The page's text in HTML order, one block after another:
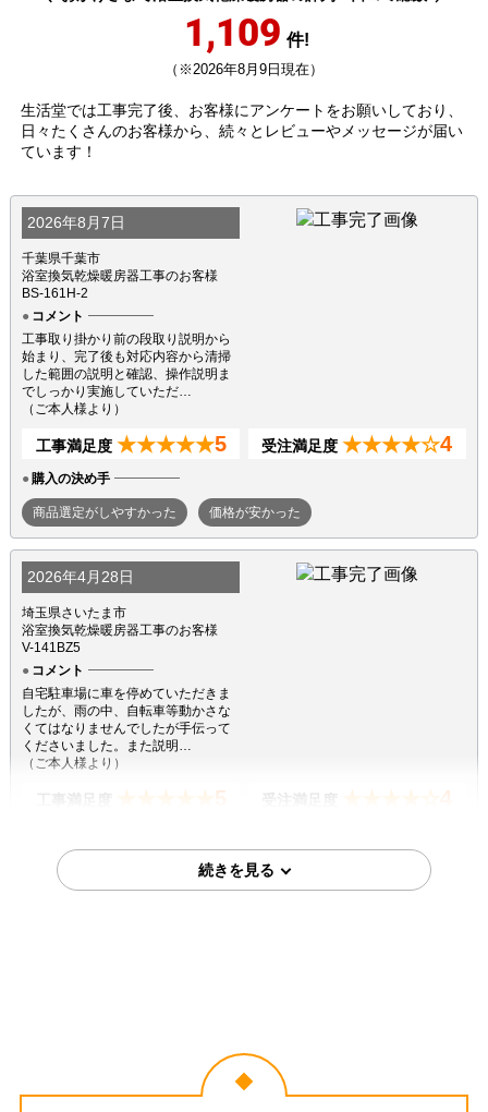
福岡県筑紫野市 千葉県千葉市
工事実績をもっと見る
1,109 件!
（※2026年8月9日現在）
生活堂では工事完了後、お客様にアンケートをお願いしており、
日々たくさんのお客様から、続々とレビューやメッセージが届い
ています！
2026年8月7日
千葉県千葉市
浴室換気乾燥暖房器工事のお客様
BS-161H-2
コメント
工事取り掛かり前の段取り説明から
始まり、完了後も対応内容から清掃
した範囲の説明と確認、操作説明ま
でしっかり実施していただ…
（ご本人様より）
工事満足度 ★★★★★5 受注満足度 ★★★★☆4
購入の決め手
商品選定がしやすかった 価格が安かった
2026年4月28日
埼玉県さいたま市
浴室換気乾燥暖房器工事のお客様
V-141BZ5
コメント
自宅駐車場に車を停めていただきま
したが、雨の中、自転車等動かさな
くてはなりませんでしたが手伝って
くださいました。また説明…
（ご本人様より）
★★★★★ 5 ★★★★☆ 4
価格が安かった
たので、安心感がありました。ま
た、施工もスムーズに行って下さ
り、早く終わったので助かりま…